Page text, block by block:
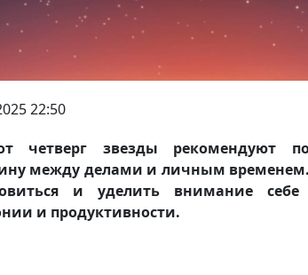
22:50
четверг звезды рекомендуют
между делами и личным
и уделить внимание себе
и продуктивности.